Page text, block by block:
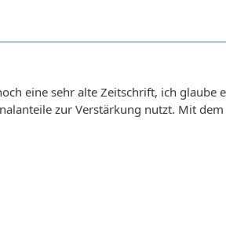
eine sehr alte Zeitschrift, ich glaube
zur Verstärkung nutzt. Mit